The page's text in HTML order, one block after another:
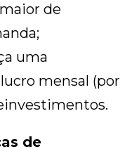
de
uma
mensal (por
de